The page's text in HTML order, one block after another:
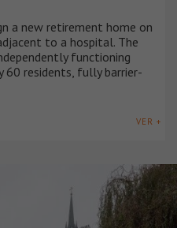
a new retirement home on
to a hospital. The
functioning
residents, fully barrier-
VER +